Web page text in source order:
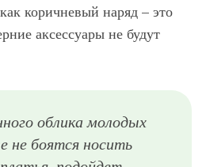
коричневый наряд – это
аксессуары не будут
облика молодых
не боятся носить